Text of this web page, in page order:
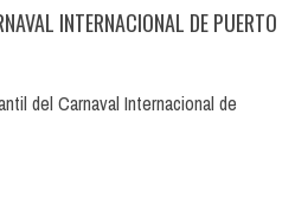
INTERNACIONAL DE PUERTO
del Carnaval Internacional de